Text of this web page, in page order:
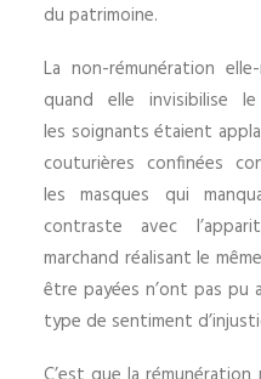
du patrimoine.
La non-rémunération
quand elle invisibilise
les soignants étaient
couturières confinées
les masques qui
contraste avec
marchand réalisant le
être payées n’ont pas pu
type de sentiment